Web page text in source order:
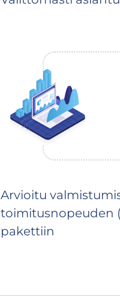
Arvioitu
toimitusnopeuden
pakettiin